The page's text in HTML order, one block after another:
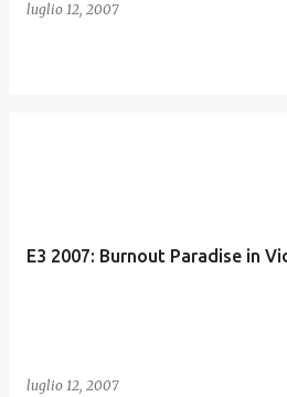
luglio 12, 2007
E3 2007: Burnout Paradise in
luglio 12, 2007